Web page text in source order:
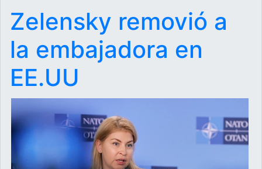
Zelensky removió a
la embajadora en
EE.UU